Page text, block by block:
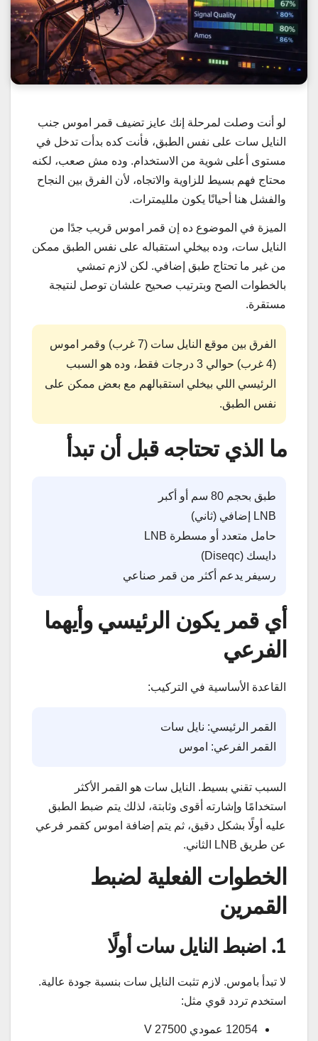
لو أنت وصلت لمرحلة إنك عايز تضيف قمر اموس جنب
النايل سات على نفس الطبق، فأنت كده بدأت تدخل في
مستوى أعلى شوية من الاستخدام. وده مش صعب، لكنه
محتاج فهم بسيط للزاوية والاتجاه، لأن الفرق بين النجاح
والفشل هنا أحيانًا يكون ملليمترات.
الميزة في الموضوع ده إن قمر اموس قريب جدًا من
النايل سات، وده بيخلي استقباله على نفس الطبق ممكن
من غير ما تحتاج طبق إضافي. لكن لازم تمشي
بالخطوات الصح وبترتيب صحيح علشان توصل لنتيجة
مستقرة.
الفرق بين موقع النايل سات (7 غرب) وقمر اموس
(4 غرب) حوالي 3 درجات فقط، وده هو السبب
الرئيسي اللي بيخلي استقبالهم مع بعض ممكن على
نفس الطبق.
ما الذي تحتاجه قبل أن تبدأ
طبق بحجم 80 سم أو أكبر
LNB إضافي (ثاني)
حامل متعدد أو مسطرة LNB
دايسك (Diseqc)
رسيفر يدعم أكثر من قمر صناعي
أي قمر يكون الرئيسي وأيهما
الفرعي
القاعدة الأساسية في التركيب:
القمر الرئيسي: نايل سات
القمر الفرعي: اموس
السبب تقني بسيط. النايل سات هو القمر الأكثر
استخدامًا وإشارته أقوى وثابتة، لذلك يتم ضبط الطبق
عليه أولًا بشكل دقيق، ثم يتم إضافة اموس كقمر فرعي
عن طريق LNB الثاني.
الخطوات الفعلية لضبط
القمرين
1. اضبط النايل سات أولًا
لا تبدأ باموس. لازم تثبت النايل سات بنسبة جودة عالية.
استخدم تردد قوي مثل:
12054 عمودي V 27500